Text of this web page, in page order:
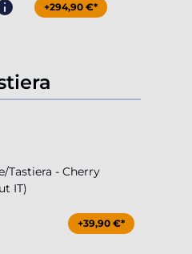
+294,90 €*
Tastiera - Cherry
IT)
+39,90 €*